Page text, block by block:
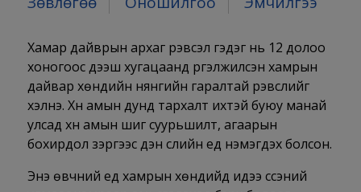
Хамар дайврын архаг үрэвсэл гэдэг нь 12 долоо
хоногоос дээш хугацаанд үргэлжилсэн хамрын
дайвар хөндийн нянгийн гаралтай үрэвслийг
хэлнэ. Хүн амын дунд тархалт ихтэй буюу манай
улсад хүн амын шигүү суурьшилт, агаарын
бохирдол зэргээс үүдэн сүүлийн үед нэмэгдэх болсон.
Энэ өвчний үед хамрын хөндийд идээ үүссэний